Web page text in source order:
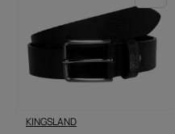
KINGSLAND